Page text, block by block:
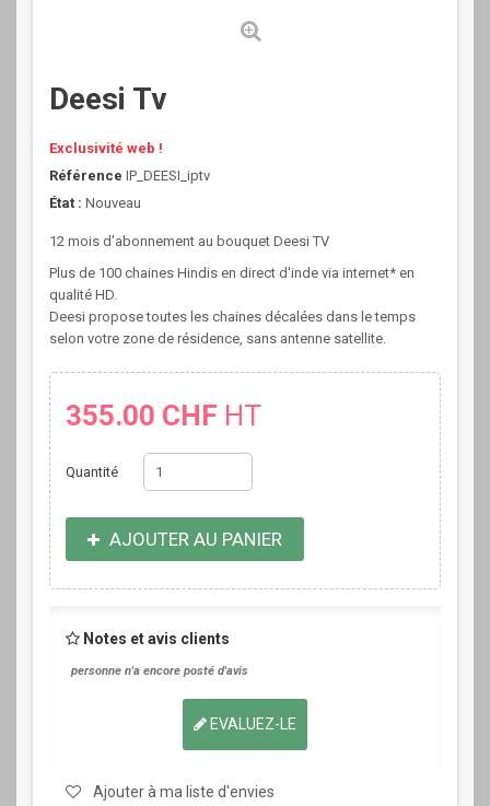
Deesi Tv
Exclusivité web !
Référence IP_DEESI_iptv
État : Nouveau
12 mois d'abonnement au bouquet Deesi TV
Plus de 100 chaines Hindis en direct d'inde via internet* en
qualité HD.
Deesi propose toutes les chaines décalées dans le temps
selon votre zone de résidence, sans antenne satellite.
355.00 CHF HT
Quantité
AJOUTER AU PANIER
Notes et avis clients
personne n'a encore posté d'avis
EVALUEZ-LE
Ajouter à ma liste d'envies